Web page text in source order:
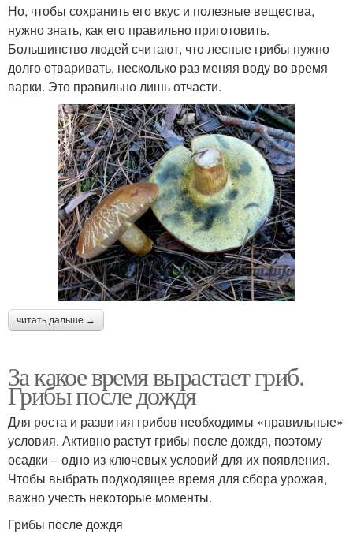
Но, чтобы сохранить его вкус и полезные вещества,
нужно знать, как его правильно приготовить.
Большинство людей считают, что лесные грибы нужно
долго отваривать, несколько раз меняя воду во время
варки. Это правильно лишь отчасти.
читать дальше →
За какое время вырастает гриб.
Грибы после дождя
Для роста и развития грибов необходимы «правильные»
условия. Активно растут грибы после дождя, поэтому
осадки – одно из ключевых условий для их появления.
Чтобы выбрать подходящее время для сбора урожая,
важно учесть некоторые моменты.
Грибы после дождя